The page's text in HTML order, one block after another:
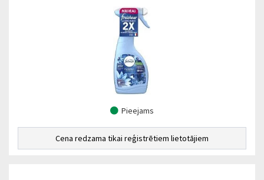
Pieejams
Cena redzama tikai reģistrētiem lietotājiem